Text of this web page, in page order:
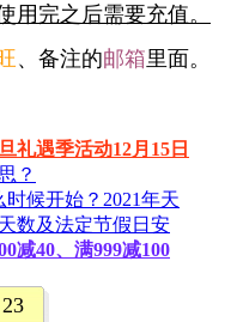
用完之后需要充值。
、备注的邮箱里面。
礼遇季活动12月15日
？
时候开始？2021年天
数及法定节假日安
减40、满999减100
23